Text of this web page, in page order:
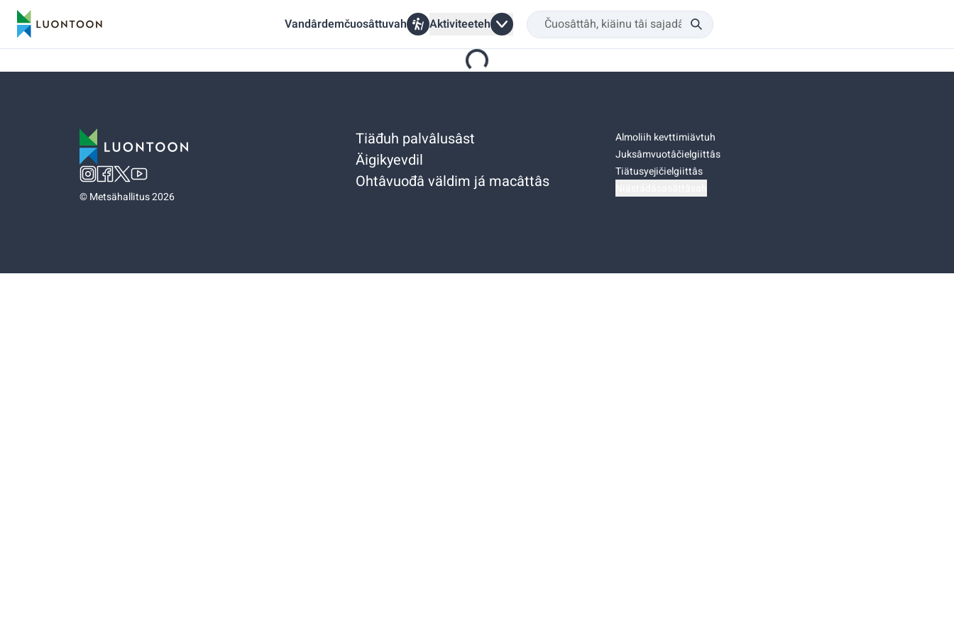
Vandârdemčuosâttuvah Aktiviteeteh
©Metsähallitus 2026
Tiäđuh palvâlusâst
Äigikyevdil
Ohtâvuođâ väldim já macâttâs
Almoliih kevttimiävtuh
Juksâmvuotâčielgiittâs
Tiätusyejičielgiittâs